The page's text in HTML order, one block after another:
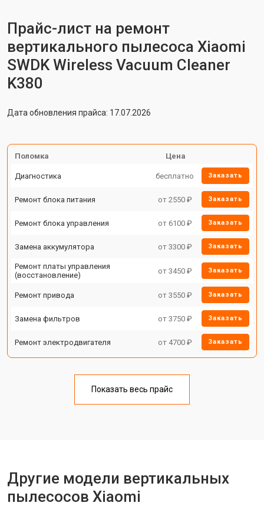
Прайс-лист на ремонт
вертикального пылесоса Xiaomi
SWDK Wireless Vacuum Cleaner
K380
Дата обновления прайса: 17.07.2026
Поломка Цена
Диагностика бесплатно Заказать
Ремонт блока питания от 2550 ₽ Заказать
Ремонт блока управления от 6100 ₽ Заказать
Замена аккумулятора от 3300 ₽ Заказать
Ремонт платы управления
(восстановление)
от 3450 ₽ Заказать
Ремонт привода от 3550 ₽ Заказать
Замена фильтров от 3750 ₽ Заказать
Ремонт электродвигателя от 4700 ₽ Заказать
Показать весь прайс
Другие модели вертикальных
пылесосов Xiaomi